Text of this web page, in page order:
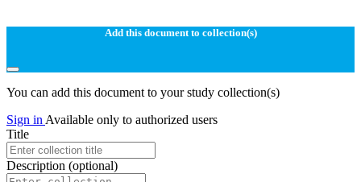
Add this document to collection(s)
You can add this document to your study collection(s)
Sign in Available only to authorized users
Title
Description (optional)